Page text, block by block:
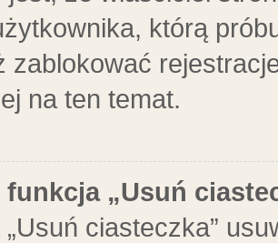
którą
zablokować
na ten temat.
„Usuń
„Usuń ciasteczka”